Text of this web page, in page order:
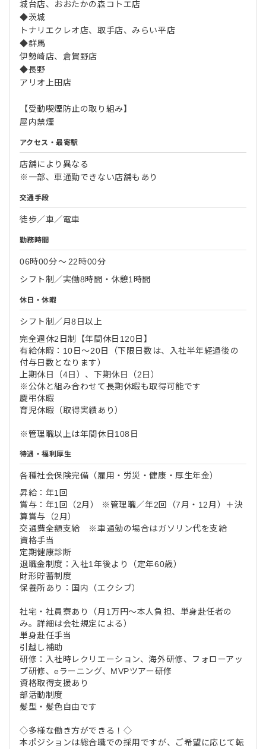
城台店、おおたかの森コトエ店
◆茨城
トナリエクレオ店、取手店、みらい平店
◆群馬
伊勢崎店、倉賀野店
◆長野
アリオ上田店
【受動喫煙防止の取り組み】
屋内禁煙
アクセス・最寄駅
店舗により異なる
※一部、車通勤できない店舗もあり
交通手段
徒歩／車／電車
勤務時間
06時00分〜22時00分
シフト制／実働8時間・休憩1時間
休日・休暇
シフト制／月8日以上
完全週休2日制【年間休日120日】
有給休暇：10日～20日（下限日数は、入社半年経過後の
付与日数となります）
上期休日（4日）、下期休日（2日）
※公休と組み合わせて長期休暇も取得可能です
慶弔休暇
育児休暇（取得実績あり）
※管理職以上は年間休日108日
待遇・福利厚生
各種社会保険完備（雇用・労災・健康・厚生年金）
昇給：年1回
賞与：年1回（2月） ※管理職／年2回（7月・12月）＋決
算賞与（2月）
交通費全額支給 ※車通勤の場合はガソリン代を支給
資格手当
定期健康診断
退職金制度：入社1年後より（定年60歳）
財形貯蓄制度
保養所あり：国内（エクシブ）
社宅・社員寮あり（月1万円～本人負担、単身赴任者の
み。詳細は会社規定による）
単身赴任手当
引越し補助
研修：入社時レクリエーション、海外研修、フォローアッ
プ研修、eラーニング、MVPツアー研修
資格取得支援あり
部活動制度
髪型・髪色自由です
◇多様な働き方ができる！◇
本ポジションは総合職での採用ですが、ご希望に応じて転